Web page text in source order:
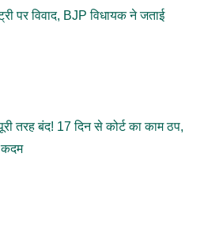
पर विवाद, BJP विधायक ने जताई
तरह बंद! 17 दिन से कोर्ट का काम ठप,
कदम